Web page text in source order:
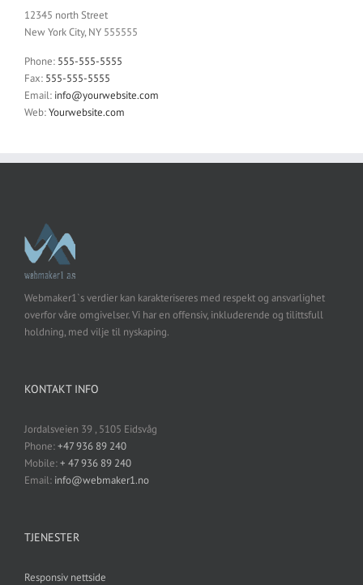
12345 north Street
New York City, NY 555555
Phone: 555-555-5555
Fax: 555-555-5555
Email: info@yourwebsite.com
Web:Yourwebsite.com
Webmaker1`s verdier kan karakteriseres med respekt og ansvarlighet
overfor våre omgivelser. Vi har en offensiv, inkluderende og tilittsfull
holdning, med vilje til nyskaping.
KONTAKT INFO
Jordalsveien 39 , 5105 Eidsvåg
Phone:+47 936 89 240
Mobile:+ 47 936 89 240
Email: info@webmaker1.no
TJENESTER
Responsiv nettside